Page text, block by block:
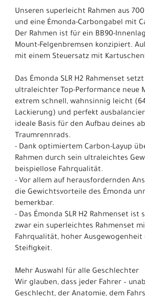
Unseren superleicht Rahmen aus 700
und eine Émonda-Carbongabel mit
Der Rahmen ist für ein BB90-
Mount-Felgenbremsen konzipiert.
mit einem Steuersatz mit
Das Émonda SLR H2 Rahmenset
ultraleichter Top-Performance neue
extrem schnell, wahnsinnig leicht
Lackierung) und perfekt
ideale Basis für den Aufbau deines
Traumrennrads.
- Dank optimiertem Carbon-Layup
Rahmen durch sein ultraleichtes
beispiellose Fahrqualität.
- Vor allem auf herausfordernden
die Gewichtsvorteile des Émonda
bemerkbar.
- Das Émonda SLR H2 Rahmenset ist
zwar ein superleichtes Rahmenset
Fahrqualität, hoher
Steifigkeit.
Mehr Auswahl für alle Geschlechter
Wir glauben, dass jeder Fahrer –
Geschlecht, der Anatomie, dem